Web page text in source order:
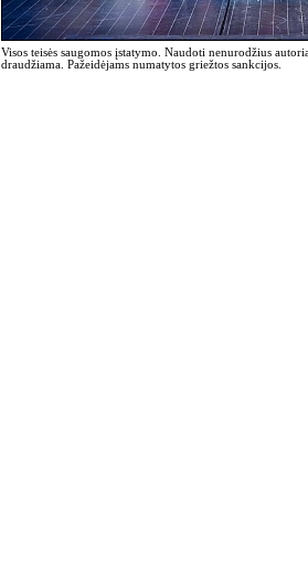
Visos teisės saugomos įstatymo. Naudoti nenurodžius
draudžiama. Pažeidėjams numatytos griežtos sankcijos.